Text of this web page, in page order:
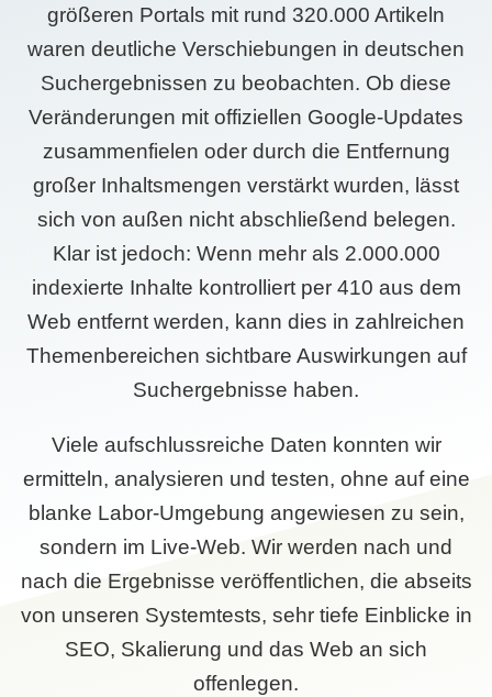
größeren Portals mit rund 320.000 Artikeln
waren deutliche Verschiebungen in deutschen
Suchergebnissen zu beobachten. Ob diese
Veränderungen mit offiziellen Google-Updates
zusammenfielen oder durch die Entfernung
großer Inhaltsmengen verstärkt wurden, lässt
sich von außen nicht abschließend belegen.
Klar ist jedoch: Wenn mehr als 2.000.000
indexierte Inhalte kontrolliert per 410 aus dem
Web entfernt werden, kann dies in zahlreichen
Themenbereichen sichtbare Auswirkungen auf
Suchergebnisse haben.
Viele aufschlussreiche Daten konnten wir
ermitteln, analysieren und testen, ohne auf eine
blanke Labor-Umgebung angewiesen zu sein,
sondern im Live-Web. Wir werden nach und
nach die Ergebnisse veröffentlichen, die abseits
von unseren Systemtests, sehr tiefe Einblicke in
SEO, Skalierung und das Web an sich
offenlegen.